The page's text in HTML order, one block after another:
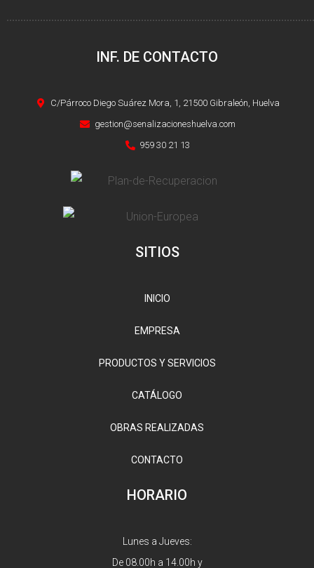
INF. DE CONTACTO
C/Párroco Diego Suárez Mora, 1, 21500 Gibraleón, Huelva
gestion@senalizacioneshuelva.com
959 30 21 13
SITIOS
INICIO
EMPRESA
PRODUCTOS Y SERVICIOS
CATÁLOGO
OBRAS REALIZADAS
CONTACTO
HORARIO
Lunes a Jueves:
De 08.00h a 14.00h y